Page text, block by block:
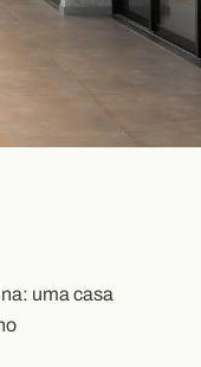
uma casa